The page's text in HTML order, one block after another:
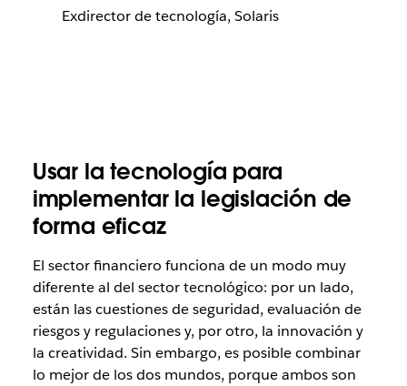
Exdirector de tecnología, Solaris
Usar la tecnología para
implementar la legislación de
forma eficaz
El sector financiero funciona de un modo muy
diferente al del sector tecnológico: por un lado,
están las cuestiones de seguridad, evaluación de
riesgos y regulaciones y, por otro, la innovación y
la creatividad. Sin embargo, es posible combinar
lo mejor de los dos mundos, porque ambos son